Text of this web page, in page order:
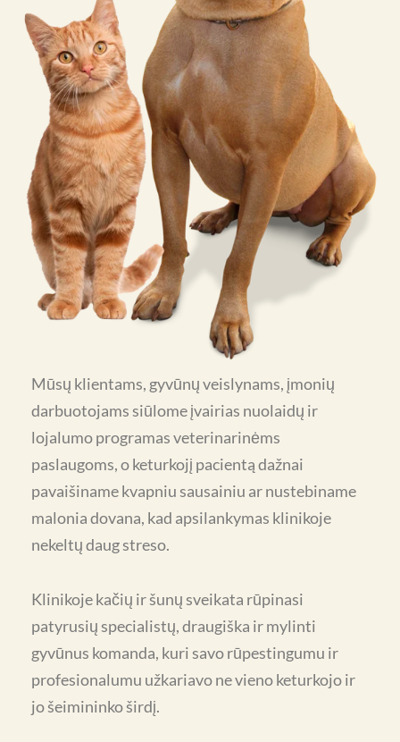
Mūsų klientams, gyvūnų veislynams, įmonių
darbuotojams siūlome įvairias nuolaidų ir
lojalumo programas veterinarinėms
paslaugoms, o keturkojį pacientą dažnai
pavaišiname kvapniu sausainiu ar nustebiname
malonia dovana, kad apsilankymas klinikoje
nekeltų daug streso.
Klinikoje kačių ir šunų sveikata rūpinasi
patyrusių specialistų, draugiška ir mylinti
gyvūnus komanda, kuri savo rūpestingumu ir
profesionalumu užkariavo ne vieno keturkojo ir
jo šeimininko širdį.